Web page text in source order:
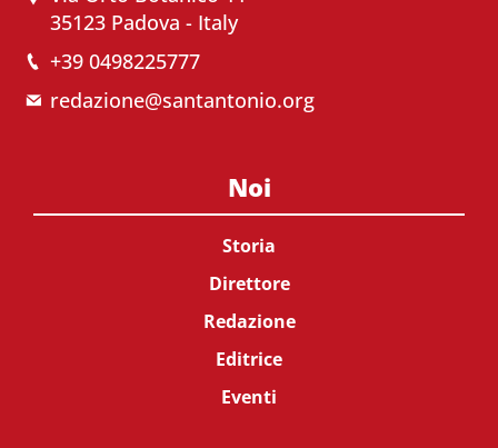
35123 Padova - Italy
+39 0498225777
redazione@santantonio.org
Noi
Storia
Direttore
Redazione
Editrice
Eventi